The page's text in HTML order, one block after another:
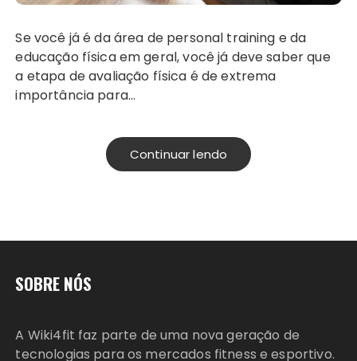
Se você já é da área de personal training e da
educação física em geral, você já deve saber que
a etapa de avaliação física é de extrema
importância para…
Continuar lendo
SOBRE NÓS
A Wiki4fit faz parte de uma nova geração de
tecnologias para os mercados fitness e esportivo.